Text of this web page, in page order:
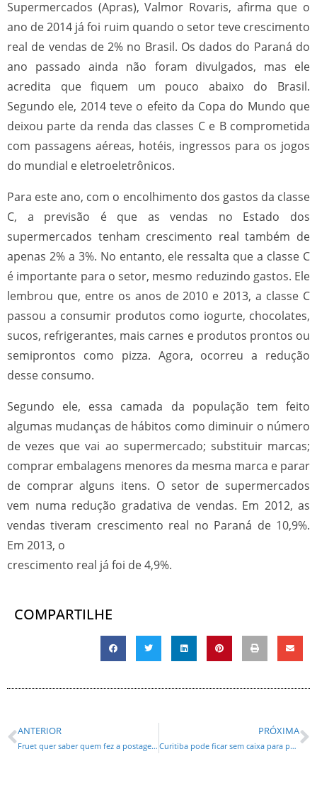
Supermercados (Apras), Valmor Rovaris, afirma que o
ano de 2014 já foi ruim quando o setor teve crescimento
real de vendas de 2% no Brasil. Os dados do Paraná do
ano passado ainda não foram divulgados, mas ele
acredita que fiquem um pouco abaixo do Brasil.
Segundo ele, 2014 teve o efeito da Copa do Mundo que
deixou parte da renda das classes C e B comprometida
com passagens aéreas, hotéis, ingressos para os jogos
do mundial e eletroeletrônicos.
Para este ano, com o encolhimento dos gastos da classe
C, a previsão é que as vendas no Estado dos
supermercados tenham crescimento real também de
apenas 2% a 3%. No entanto, ele ressalta que a classe C
é importante para o setor, mesmo reduzindo gastos. Ele
lembrou que, entre os anos de 2010 e 2013, a classe C
passou a consumir produtos como iogurte, chocolates,
sucos, refrigerantes, mais carnes e produtos prontos ou
semiprontos como pizza. Agora, ocorreu a redução
desse consumo.
Segundo ele, essa camada da população tem feito
algumas mudanças de hábitos como diminuir o número
de vezes que vai ao supermercado; substituir marcas;
comprar embalagens menores da mesma marca e parar
de comprar alguns itens. O setor de supermercados
vem numa redução gradativa de vendas. Em 2012, as
vendas tiveram crescimento real no Paraná de 10,9%.
Em 2013, o
crescimento real já foi de 4,9%.
COMPARTILHE
ANTERIOR
Fruet quer saber quem fez a postagem do cocô no Facebook da prefeitura
PRÓXIMA
Curitiba pode ficar sem caixa para pagar salários dos barnabés, diz Eleonora